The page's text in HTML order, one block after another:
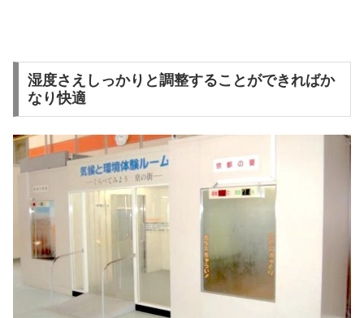
湿度さえしっかりと調整することができればか
なり快適